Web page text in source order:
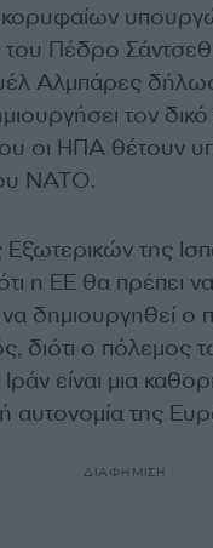
Πέδρο
Αλμπάρες
τον
οι ΗΠΑ θέτουν
NATO.
της
η ΕΕ θα πρέπει
δημιουργηθεί ο
διότι ο πόλεμος
είναι μια
αυτονομία της
ΔΙΑΦΗΜΙΣΗ